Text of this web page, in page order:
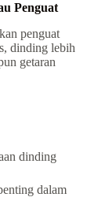
Penguat
penguat
dinding lebih
getaran
dinding
dalam